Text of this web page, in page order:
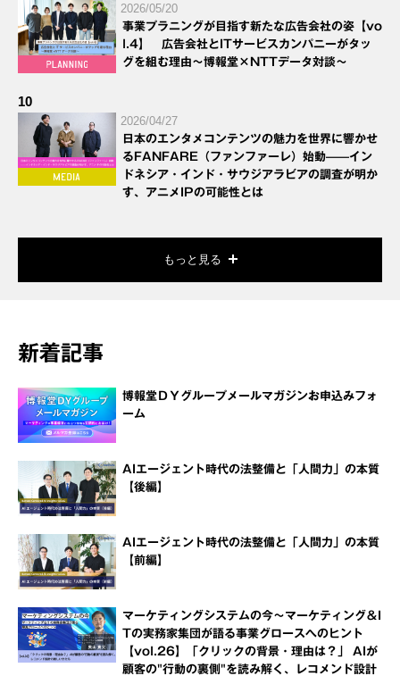
2026/05/20
事業プラニングが目指す新たな広告会社の姿【vo
l.4】 広告会社とITサービスカンパニーがタッ
グを組む理由～博報堂×NTTデータ対談～
10
2026/04/27
日本のエンタメコンテンツの魅力を世界に響かせ
るFANFARE（ファンファーレ）始動——イン
ドネシア・インド・サウジアラビアの調査が明か
す、アニメIPの可能性とは
もっと見る
新着記事
博報堂ＤＹグループメールマガジンお申込みフォ
ーム
AIエージェント時代の法整備と「人間力」の本質
【後編】
AIエージェント時代の法整備と「人間力」の本質
【前編】
マーケティングシステムの今～マーケティング＆I
Tの実務家集団が語る事業グロースへのヒント
【vol.26】「クリックの背景・理由は？」 AIが
顧客の"行動の裏側"を読み解く、レコメンド設計